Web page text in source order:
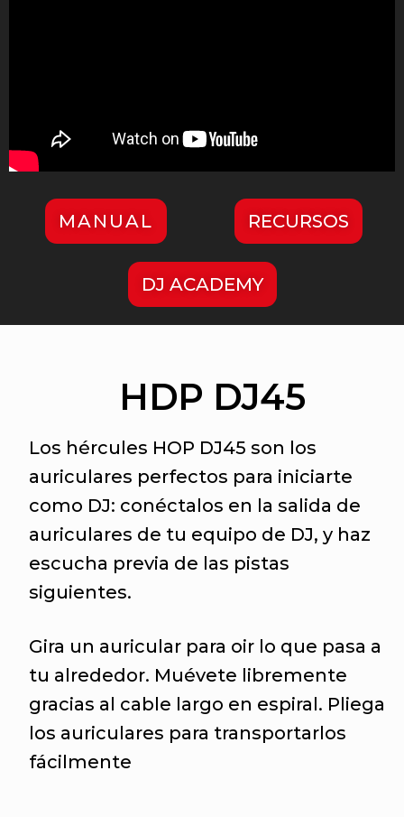
MANUAL RECURSOS
DJ ACADEMY
HDP DJ45
Los hércules HOP DJ45 son los
auriculares perfectos para iniciarte
como DJ: conéctalos en la salida de
auriculares de tu equipo de DJ, y haz
escucha previa de las pistas
siguientes.
Gira un auricular para oir lo que pasa a
tu alrededor. Muévete libremente
gracias al cable largo en espiral. Pliega
los auriculares para transportarlos
fácilmente